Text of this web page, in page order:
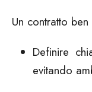
Un contratto
Definire
evitando